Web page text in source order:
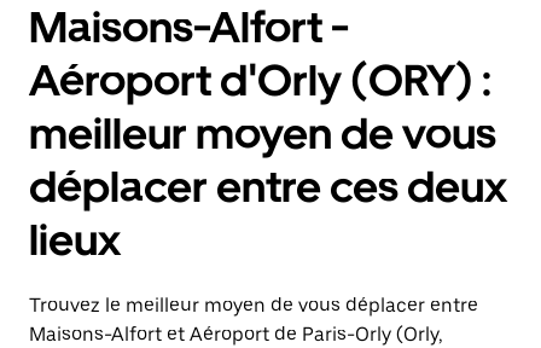
Maisons-Alfort -
Aéroport d'Orly (ORY) :
meilleur moyen de vous
déplacer entre ces deux
lieux
Trouvez le meilleur moyen de vous déplacer entre
Maisons-Alfort et Aéroport de Paris-Orly (Orly,